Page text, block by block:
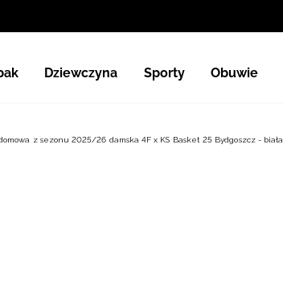
Dziewczyna Sporty Obuwie
z sezonu 2025/26 damska 4F x KS Basket 25 Bydgoszcz - biała